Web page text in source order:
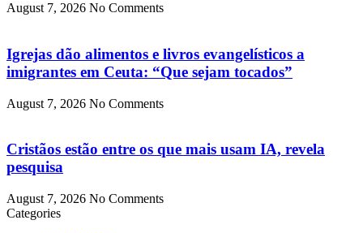
August 7, 2026 No Comments
Igrejas dão alimentos e livros evangelísticos a
imigrantes em Ceuta: “Que sejam tocados”
August 7, 2026 No Comments
Cristãos estão entre os que mais usam IA, revela
pesquisa
August 7, 2026 No Comments
Categories